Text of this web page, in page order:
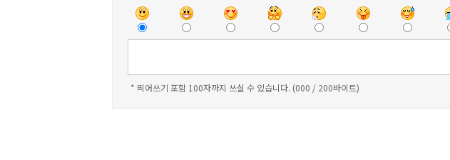
* 띄어쓰기 포함 100자까지 쓰실 수 있습니다. (000 / 200바이트)